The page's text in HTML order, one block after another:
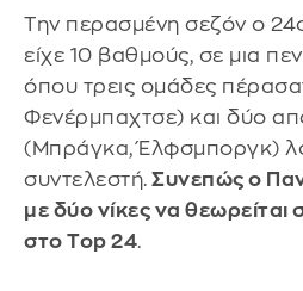
Την περασμένη σεζόν ο
είχε 10 βαθμούς, σε μια
όπου τρεις ομάδες
Φενέρμπαχτσε) και δύο
(Μπράγκα, Έλφσμποργκ)
συντελεστή. Συνεπώς ο
με δύο νίκες να θεωρείται
στο Top 24.